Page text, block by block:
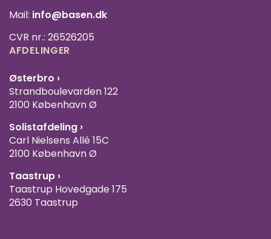
Mail: info@basen.dk
CVR nr.: 26526205
AFDELINGER
Østerbro ›
Strandboulevarden 122
2100 København Ø
Solistafdeling ›
Carl Nielsens Allé 15C
2100 København Ø
Taastrup ›
Taastrup Hovedgade 175
2630 Taastrup